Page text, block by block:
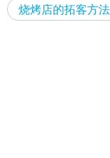
烧烤店的拓客方法